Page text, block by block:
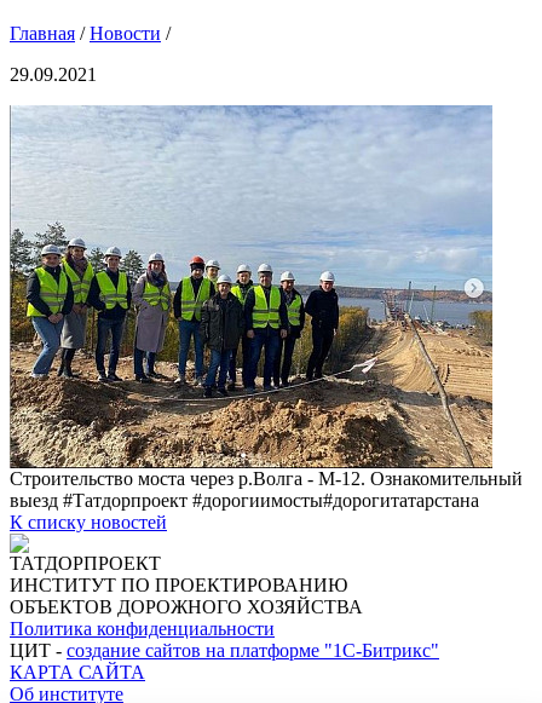
Главная /Новости /
29.09.2021
Строительство моста через р.Волга - М-12. Ознакомительный
выезд #Татдорпроект #дорогиимосты#дорогитатарстана
К списку новостей
ТАТДОРПРОЕКТ
ИНСТИТУТ ПО ПРОЕКТИРОВАНИЮ
ОБЪЕКТОВ ДОРОЖНОГО ХОЗЯЙСТВА
Политика конфиденциальности
ЦИТ - создание сайтов на платформе "1С-Битрикс"
КАРТА САЙТА
Об институте